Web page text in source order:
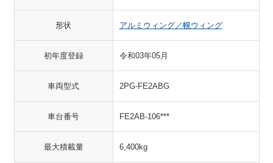
形状 アルミウィング／幌ウィング
初年度登録 令和03年05月
車両型式 2PG-FE2ABG
車台番号 FE2AB-106***
最大積載量 6,400kg